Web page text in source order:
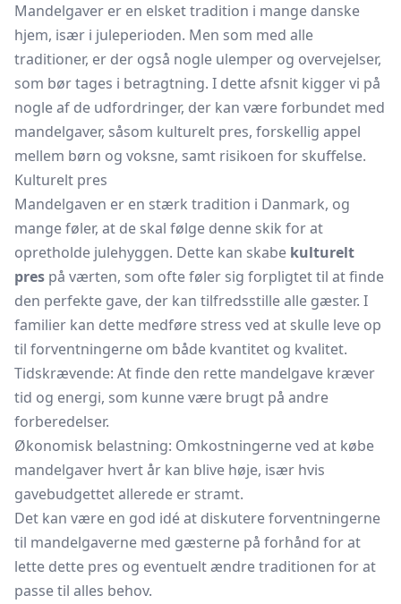
Mandelgaver er en elsket tradition i mange danske
hjem, især i juleperioden. Men som med alle
traditioner, er der også nogle ulemper og overvejelser,
som bør tages i betragtning. I dette afsnit kigger vi på
nogle af de udfordringer, der kan være forbundet med
mandelgaver, såsom kulturelt pres, forskellig appel
mellem børn og voksne, samt risikoen for skuffelse.
Kulturelt pres
Mandelgaven er en stærk tradition i Danmark, og
mange føler, at de skal følge denne skik for at
opretholde julehyggen. Dette kan skabe kulturelt
pres på værten, som ofte føler sig forpligtet til at finde
den perfekte gave, der kan tilfredsstille alle gæster. I
familier kan dette medføre stress ved at skulle leve op
til forventningerne om både kvantitet og kvalitet.
Tidskrævende: At finde den rette mandelgave kræver
tid og energi, som kunne være brugt på andre
forberedelser.
Økonomisk belastning: Omkostningerne ved at købe
mandelgaver hvert år kan blive høje, især hvis
gavebudgettet allerede er stramt.
Det kan være en god idé at diskutere forventningerne
til mandelgaverne med gæsterne på forhånd for at
lette dette pres og eventuelt ændre traditionen for at
passe til alles behov.